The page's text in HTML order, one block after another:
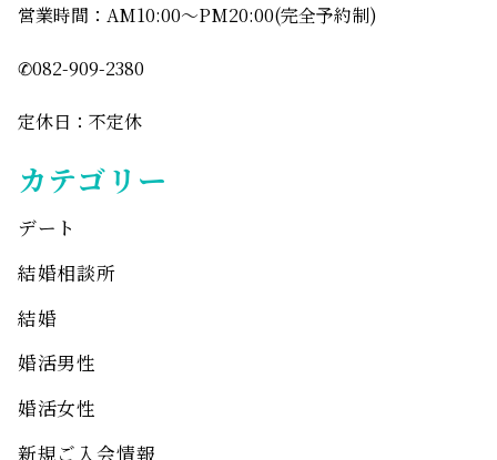
営業時間：AM10:00〜PM20:00(完全予約制)
✆082-909-2380
定休日：不定休
カテゴリー
デート
結婚相談所
結婚
婚活男性
婚活女性
新規ご入会情報